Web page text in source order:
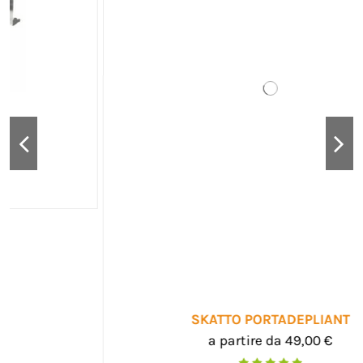
SKATTO PORTADEPLIANT
a partire da 49,00 €